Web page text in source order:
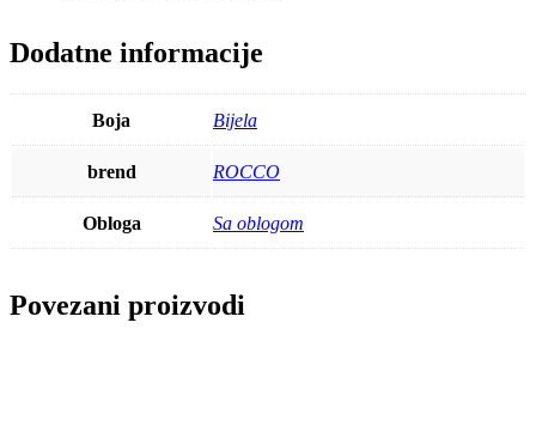
Dodatne informacije
Boja Bijela
brend ROCCO
Obloga Sa oblogom
Povezani proizvodi